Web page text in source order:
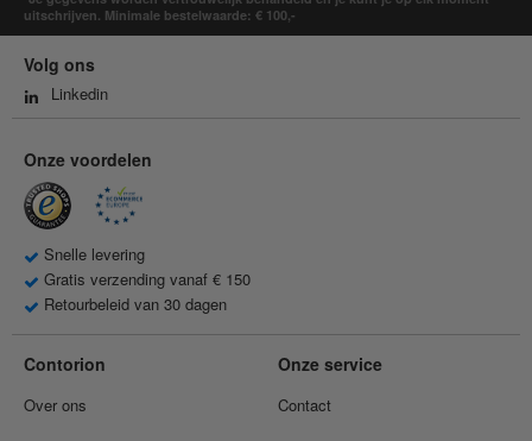
uitschrijven. Minimale bestelwaarde: € 100,-
Volg ons
Linkedin
Onze voordelen
Snelle levering
Gratis verzending vanaf € 150
Retourbeleid van 30 dagen
Contorion
Over ons
Onze service
Contact